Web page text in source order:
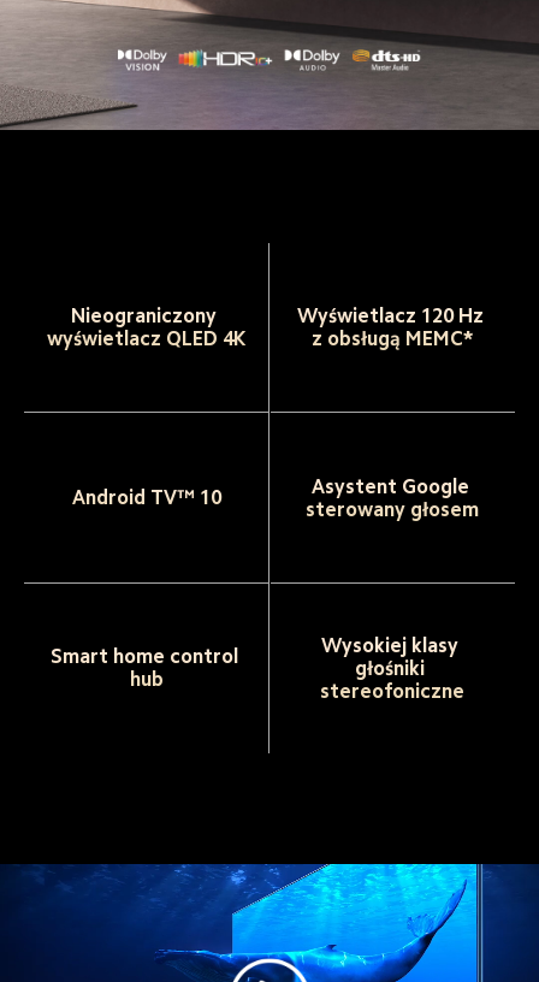
Nieograniczony
wyświetlacz QLED 4K
Wyświetlacz 120 Hz
Android TV™ 10
Asystent Google
sterowany głosem
Smart home control
hub
Wysokiej klasy
głośniki
stereofoniczne